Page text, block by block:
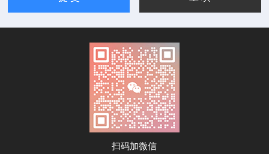
扫码加微信